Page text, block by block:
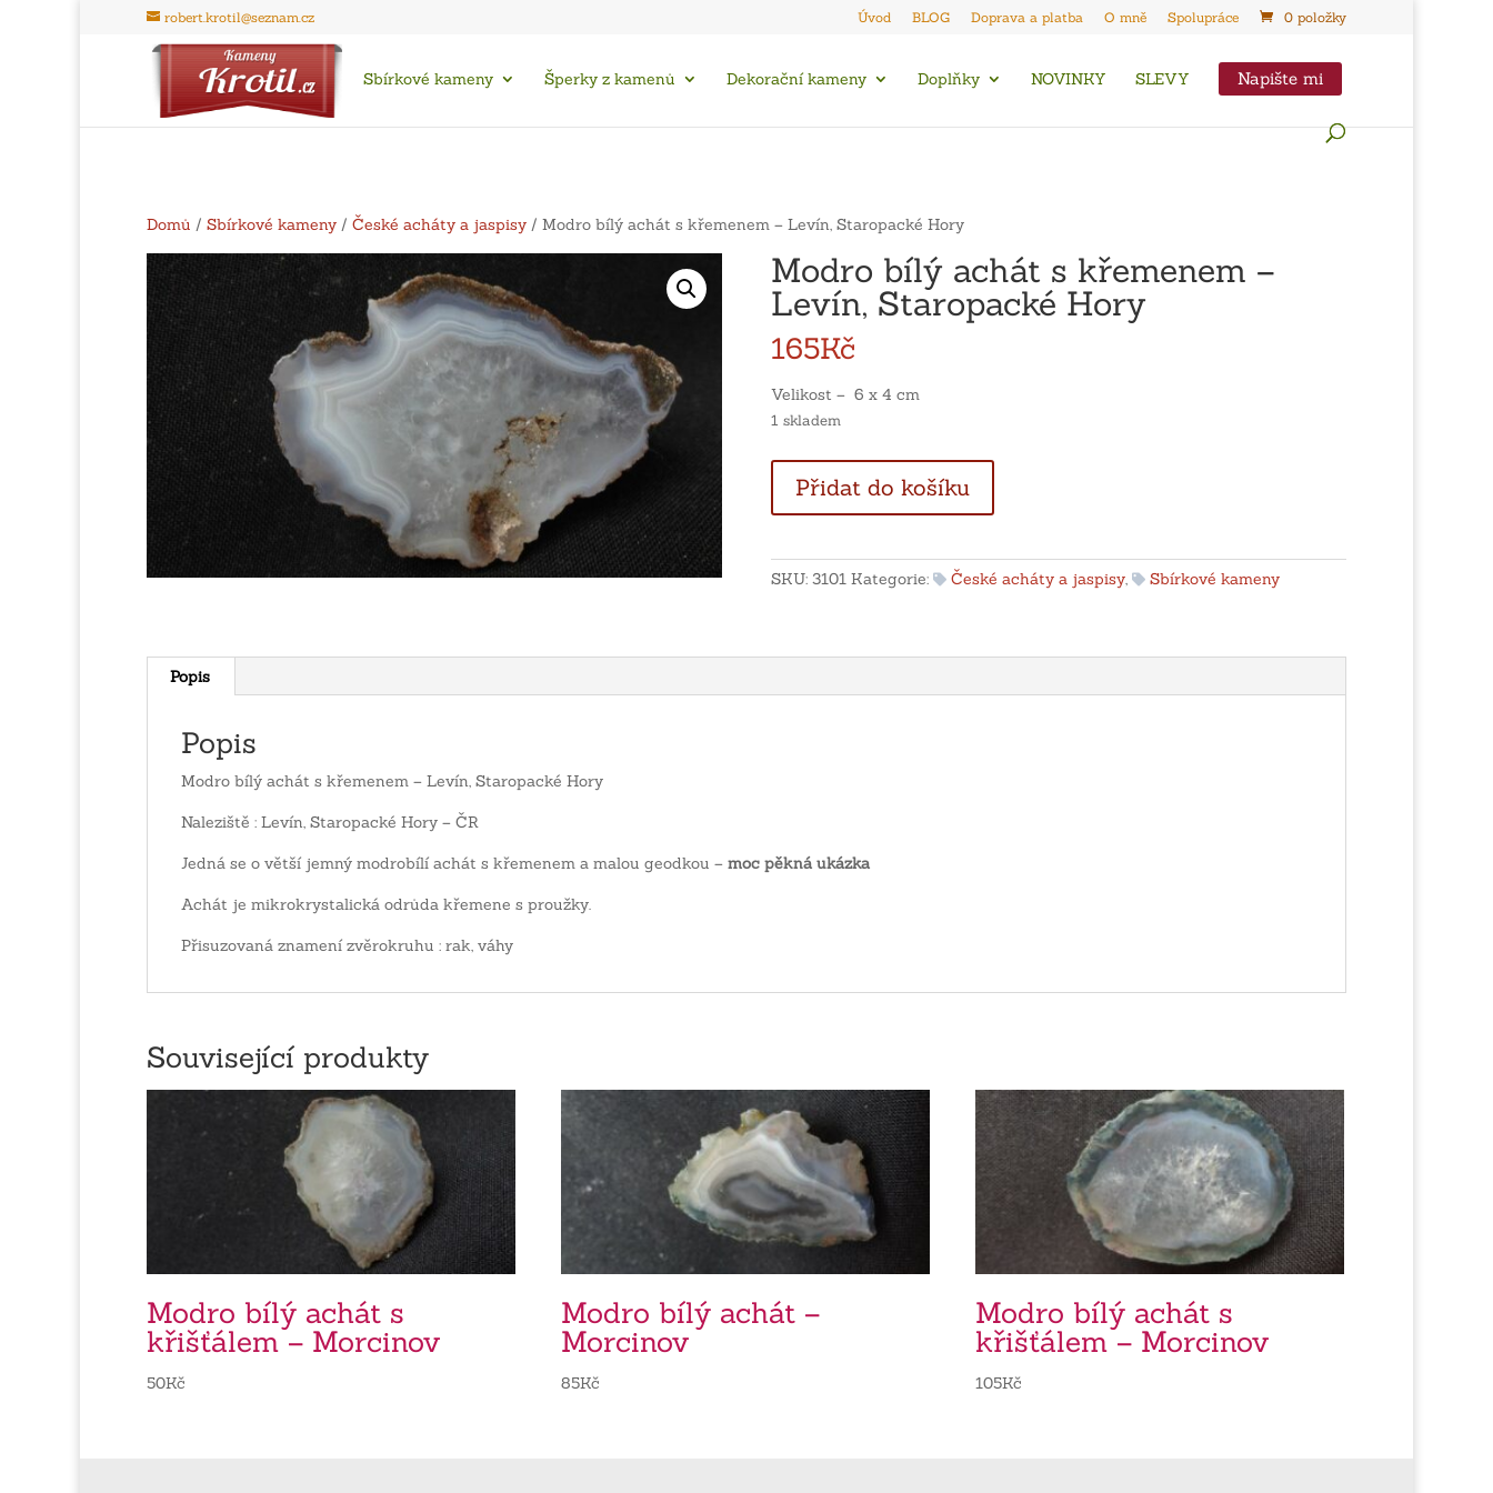
robert.krotil@seznam.cz Úvod BLOG Doprava a platba O mně Spolupráce 0 položky
Sbírkové kameny Šperky z kamenů Dekorační kameny Doplňky NOVINKY SLEVY Napište mi
Domů / Sbírkové kameny / České acháty a jaspisy / Modro bílý achát s křemenem – Levín, Staropacké Hory
Modro bílý achát s křemenem –
Levín, Staropacké Hory
165Kč
Velikost – 6 x 4 cm
1 skladem
bílý
achát
křemenem
množství
Přidat do košíku
SKU: 3101 Kategorie: České acháty a jaspisy, Sbírkové kameny
Popis
Popis
Modro bílý achát s křemenem – Levín, Staropacké Hory
Naleziště : Levín, Staropacké Hory – ČR
Jedná se o větší jemný modrobílí achát s křemenem a malou geodkou – moc pěkná ukázka
Achát je mikrokrystalická odrůda křemene s proužky.
Přisuzovaná znamení zvěrokruhu : rak, váhy
Související produkty
Modro bílý achát s
křišťálem – Morcinov
50Kč
Modro bílý achát –
Morcinov
85Kč
Modro bílý achát s
křišťálem – Morcinov
105Kč